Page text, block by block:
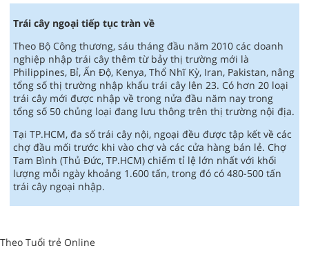
Trái cây ngoại tiếp tục tràn về
Theo Bộ Công thương, sáu tháng đầu năm 2010 các doanh
nghiệp nhập trái cây thêm từ bảy thị trường mới là
Philippines, Bỉ, Ấn Độ, Kenya, Thổ Nhĩ Kỳ, Iran, Pakistan, nâng
tổng số thị trường nhập khẩu trái cây lên 23. Có hơn 20 loại
trái cây mới được nhập về trong nửa đầu năm nay trong
tổng số 50 chủng loại đang lưu thông trên thị trường nội địa.
Tại TP.HCM, đa số trái cây nội, ngoại đều được tập kết về các
chợ đầu mối trước khi vào chợ và các cửa hàng bán lẻ. Chợ
Tam Bình (Thủ Đức, TP.HCM) chiếm tỉ lệ lớn nhất với khối
lượng mỗi ngày khoảng 1.600 tấn, trong đó có 480-500 tấn
trái cây ngoại nhập.
Theo Tuổi trẻ Online